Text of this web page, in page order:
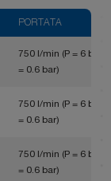
PORTATA
750 l/min (P = 6 bar,
= 0.6 bar)
750 l/min (P = 6 bar,
= 0.6 bar)
750 l/min (P = 6 bar,
= 0.6 bar)